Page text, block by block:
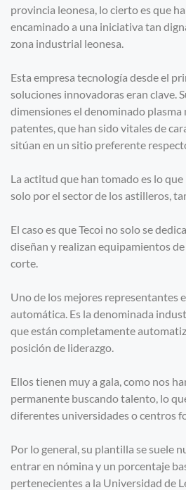
provincia leonesa, lo cierto es que
encaminado a una iniciativa tan
zona industrial leonesa.
Esta empresa tecnología desde el
soluciones innovadoras eran clave.
dimensiones el denominado
patentes, que han sido vitales de
sitúan en un sitio preferente
La actitud que han tomado es lo
solo por el sector de los astilleros,
El caso es que Tecoi no solo se
diseñan y realizan equipamientos
corte.
Uno de los mejores representantes
automática. Es la denominada
que están completamente
posición de liderazgo.
Ellos tienen muy a gala, como nos
permanente buscando talento, lo
diferentes universidades o centros
Por lo general, su plantilla se suele
entrar en nómina y un porcentaje
pertenecientes a la Universidad de